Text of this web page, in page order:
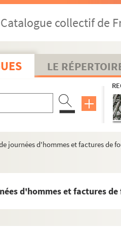
Catalogue collectif de
LE
journées d'hommes et factures de
d'hommes et factures